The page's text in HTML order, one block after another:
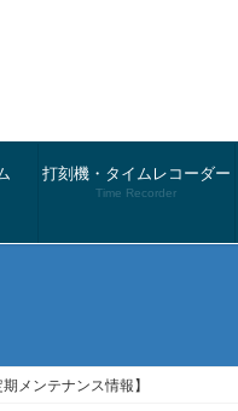
打刻機・タイムレコーダー
Time Recorder
メンテナンス情報】